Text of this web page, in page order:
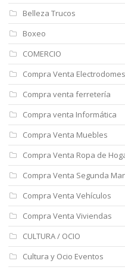
Belleza Trucos
Boxeo
COMERCIO
Compra Venta
Compra venta ferretería
Compra venta Informática
Compra Venta Muebles
Compra Venta Ropa de
Compra Venta Segunda
Compra Venta Vehículos
Compra Venta Viviendas
CULTURA / OCIO
Cultura y Ocio Eventos